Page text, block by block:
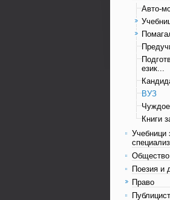
Авто-
език...
ВУЗ
Книги
Учебници
Общество
Поезия и
Право